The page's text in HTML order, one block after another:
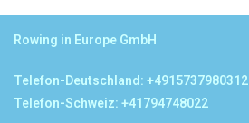
Rowing in Europe GmbH
Telefon-Deutschland: +4915737980312
Telefon-Schweiz: +41794748022